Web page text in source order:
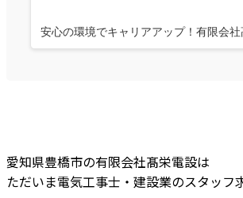
安心の環境でキャリアアップ！有限会
愛知県豊橋市の有限会社髙栄電設は
ただいま電気工事士・建設業のスタッフ